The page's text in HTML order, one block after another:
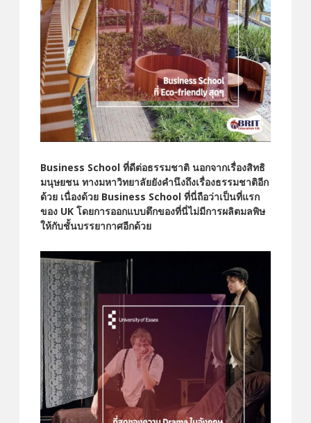
Business School ที่ดีต่อธรรมชาติ นอกจากเรื่องสิทธิ
มนุษยชน ทางมหาวิทยาลัยยังคำนึงถึงเรื่องธรรมชาติอีก
ด้วย เนื่องด้วย Business School ที่นี่ถือว่าเป็นที่แรก
ของ UK โดยการออกแบบตึกของที่นี่ไม่มีการผลิตมลพิษ
ให้กับชั้นบรรยากาศอีกด้วย